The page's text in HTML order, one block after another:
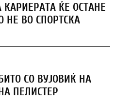
ЌЕ ОСТАНЕ
НЕ ВО СПОРТСКА
СО ВУЈОВИЌ НА
ПЕЛИСТЕР